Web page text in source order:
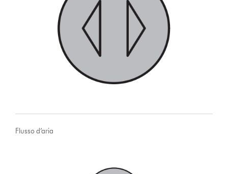
Flusso d’aria